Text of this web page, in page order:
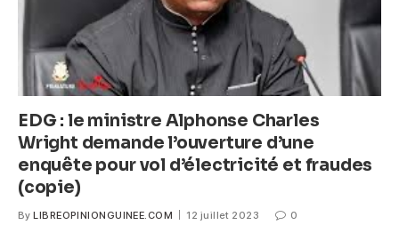
EDG : le ministre Alphonse Charles
Wright demande l’ouverture d’une
enquête pour vol d’électricité et fraudes
(copie)
By LIBREOPINIONGUINEE.COM 12 juillet 2023 0